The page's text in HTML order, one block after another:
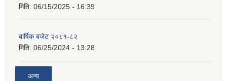
मिति: 06/15/2025 - 16:39
बार्षिक बजेट २०८१-८२
मिति: 06/25/2024 - 13:28
अन्य